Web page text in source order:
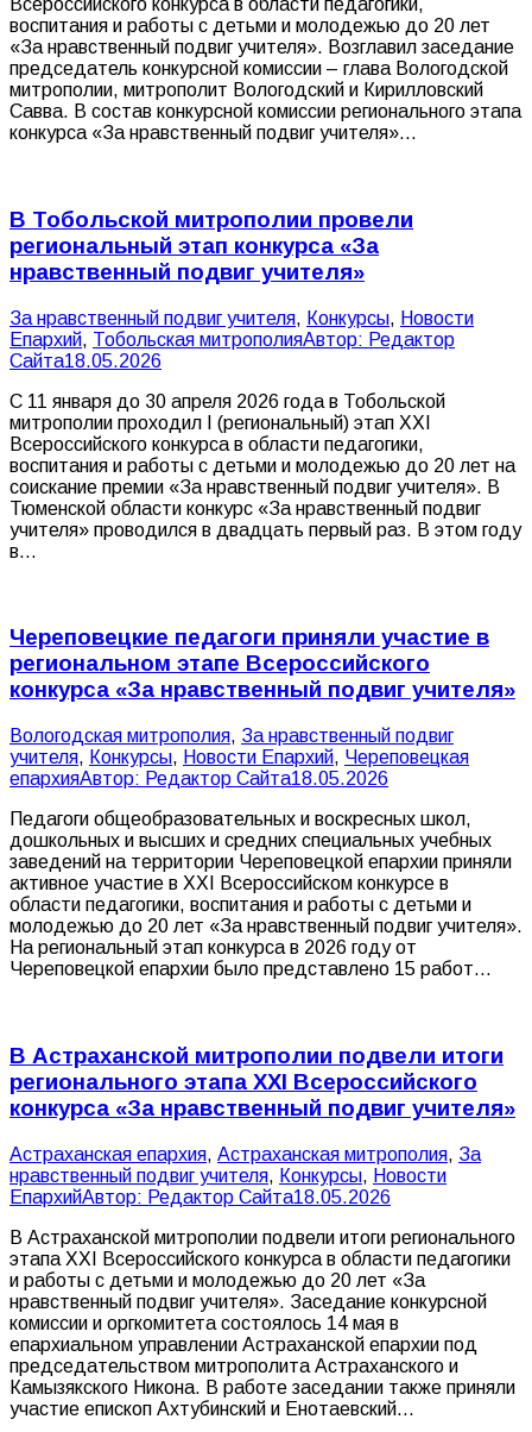
Всероссийского конкурса в области педагогики,
воспитания и работы с детьми и молодежью до 20 лет
«За нравственный подвиг учителя». Возглавил заседание
председатель конкурсной комиссии – глава Вологодской
митрополии, митрополит Вологодский и Кирилловский
Савва. В состав конкурсной комиссии регионального этапа
конкурса «За нравственный подвиг учителя»…
В Тобольской митрополии провели
региональный этап конкурса «За
нравственный подвиг учителя»
За нравственный подвиг учителя, Конкурсы, Новости
Епархий, Тобольская митрополияАвтор: Редактор
Сайта18.05.2026
С 11 января до 30 апреля 2026 года в Тобольской
митрополии проходил I (региональный) этап XXI
Всероссийского конкурса в области педагогики,
воспитания и работы с детьми и молодежью до 20 лет на
соискание премии «За нравственный подвиг учителя». В
Тюменской области конкурс «За нравственный подвиг
учителя» проводился в двадцать первый раз. В этом году
в…
Череповецкие педагоги приняли участие в
региональном этапе Всероссийского
конкурса «За нравственный подвиг учителя»
Вологодская митрополия, За нравственный подвиг
учителя, Конкурсы, Новости Епархий, Череповецкая
епархияАвтор: Редактор Сайта18.05.2026
Педагоги общеобразовательных и воскресных школ,
дошкольных и высших и средних специальных учебных
заведений на территории Череповецкой епархии приняли
активное участие в XXI Всероссийском конкурсе в
области педагогики, воспитания и работы с детьми и
молодежью до 20 лет «За нравственный подвиг учителя».
На региональный этап конкурса в 2026 году от
Череповецкой епархии было представлено 15 работ…
В Астраханской митрополии подвели итоги
регионального этапа XXI Всероссийского
конкурса «За нравственный подвиг учителя»
Астраханская епархия, Астраханская митрополия, За
нравственный подвиг учителя, Конкурсы, Новости
ЕпархийАвтор: Редактор Сайта18.05.2026
В Астраханской митрополии подвели итоги регионального
этапа XXI Всероссийского конкурса в области педагогики
и работы с детьми и молодежью до 20 лет «За
нравственный подвиг учителя». Заседание конкурсной
комиссии и оргкомитета состоялось 14 мая в
епархиальном управлении Астраханской епархии под
председательством митрополита Астраханского и
Камызякского Никона. В работе заседании также приняли
участие епископ Ахтубинский и Енотаевский…